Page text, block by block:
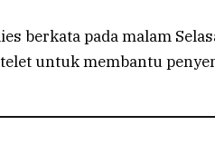
berkata pada malam
untuk membantu